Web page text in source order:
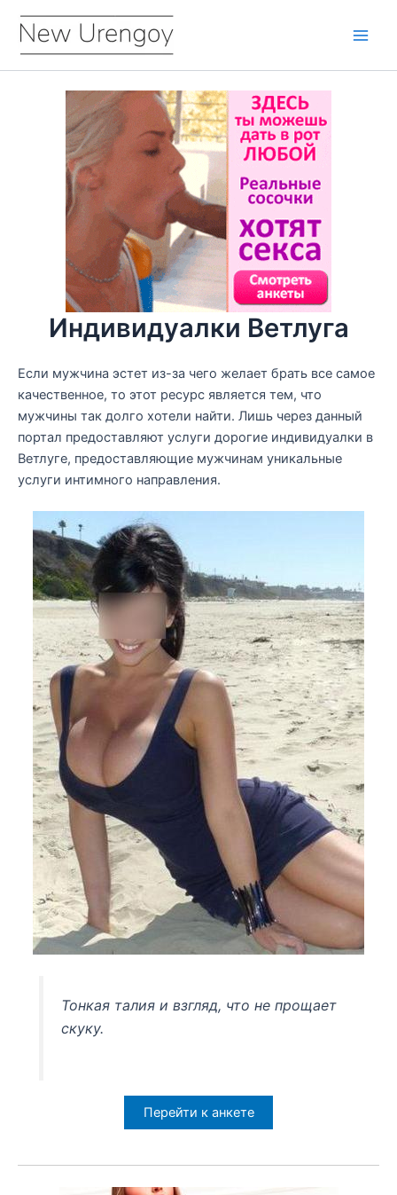
содержимому
Индивидуалки Ветлуга
Если мужчина эстет из-за чего желает брать все самое
качественное, то этот ресурс является тем, что
мужчины так долго хотели найти. Лишь через данный
портал предоставляют услуги дорогие индивидуалки в
Ветлуге, предоставляющие мужчинам уникальные
услуги интимного направления.
Тонкая талия и взгляд, что не прощает
скуку.
Перейти к анкете